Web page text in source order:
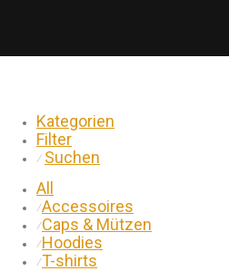
Kategorien
Filter
⁄ Suchen
All
⁄Accessoires
⁄Caps & Mützen
⁄Hoodies
⁄T-shirts